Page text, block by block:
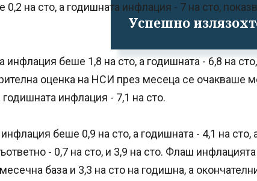
Успешно
на сто, а годишната инфлация - 7 на сто,
инфлация беше 1,8 на сто, а годишната - 6,8 на
оценка на НСИ през месеца се очакваше
инфлация - 7,1 на сто.
беше 0,9 на сто, а годишната - 4,1 на сто,
- 0,7 на сто, и 3,9 на сто. Флаш инфлацията
база и 3,3 на сто на годишна, а